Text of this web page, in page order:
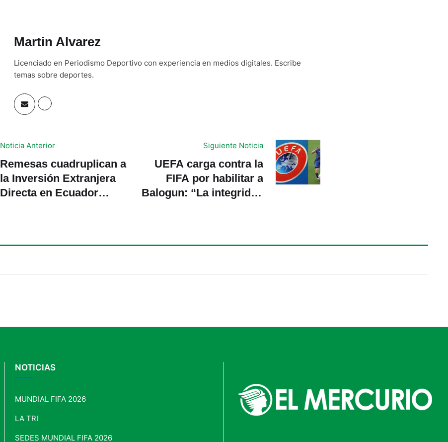
Martin Alvarez
Licenciado en Periodismo Deportivo con experiencia en medios digitales. Escribe
temas sobre deportes.
Noticia Anterior
Remesas cuadruplican a
la Inversión Extranjera
Directa en Ecuador
Siguiente Noticia
UEFA carga contra la
FIFA por habilitar a
Balogun: “La integridad
NOTICIAS
MUNDIAL FIFA 2026
LA TRI
SEDES MUNDIAL FIFA 2026